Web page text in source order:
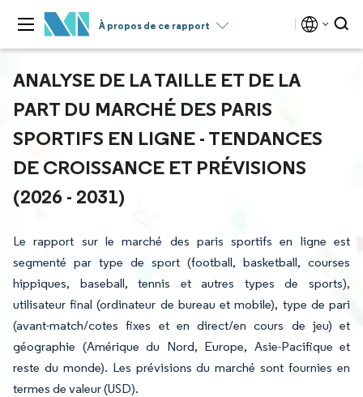
À propos de ce rapport
ANALYSE DE LA TAILLE ET DE LA
PART DU MARCHÉ DES PARIS
SPORTIFS EN LIGNE - TENDANCES
DE CROISSANCE ET PRÉVISIONS
(2026 - 2031)
Le rapport sur le marché des paris sportifs en ligne est
segmenté par type de sport (football, basketball, courses
hippiques, baseball, tennis et autres types de sports),
utilisateur final (ordinateur de bureau et mobile), type de pari
(avant-match/cotes fixes et en direct/en cours de jeu) et
géographie (Amérique du Nord, Europe, Asie-Pacifique et
reste du monde). Les prévisions du marché sont fournies en
termes de valeur (USD).